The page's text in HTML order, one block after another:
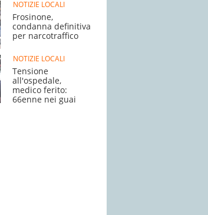
NOTIZIE LOCALI
Frosinone,
condanna definitiva
per narcotraffico
NOTIZIE LOCALI
Tensione
all'ospedale,
medico ferito:
66enne nei guai